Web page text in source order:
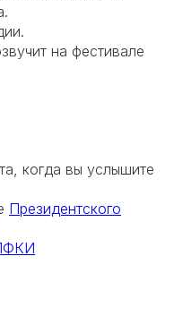
на фестивале
когда вы услышите
Президентского